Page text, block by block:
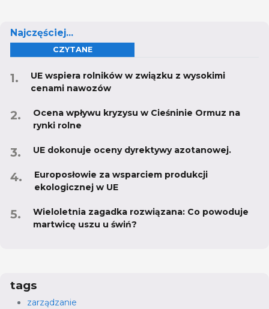
Najczęściej...
CZYTANE
UE wspiera rolników w związku z wysokimi
cenami nawozów
Ocena wpływu kryzysu w Cieśninie Ormuz na
rynki rolne
UE dokonuje oceny dyrektywy azotanowej.
Europosłowie za wsparciem produkcji
ekologicznej w UE
Wieloletnia zagadka rozwiązana: Co powoduje
martwicę uszu u świń?
tags
zarządzanie